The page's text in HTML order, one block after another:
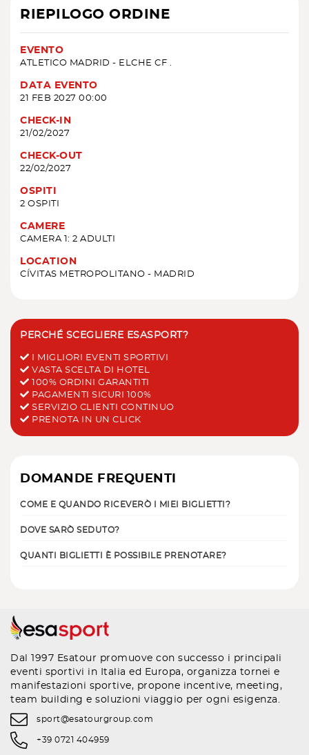
RIEPILOGO ORDINE
EVENTO
ATLETICO MADRID - ELCHE CF .
DATA EVENTO
21 FEB 2027 00:00
CHECK-IN
21/02/2027
CHECK-OUT
22/02/2027
OSPITI
2 OSPITI
CAMERE
CAMERA 1: 2 ADULTI
LOCATION
CÍVITAS METROPOLITANO - MADRID
PERCHÉ SCEGLIERE ESASPORT?
I MIGLIORI EVENTI SPORTIVI
VASTA SCELTA DI HOTEL
100% ORDINI GARANTITI
PAGAMENTI SICURI 100%
SERVIZIO CLIENTI CONTINUO
PRENOTA IN UN CLICK
DOMANDE FREQUENTI
COME E QUANDO RICEVERÒ I MIEI BIGLIETTI?
DOVE SARÒ SEDUTO?
QUANTI BIGLIETTI È POSSIBILE PRENOTARE?
Dal 1997 Esatour promuove con successo i principali
eventi sportivi in Italia ed Europa, organizza tornei e
manifestazioni sportive, propone incentive, meeting,
team building e soluzioni viaggio per ogni esigenza.
sport@esatourgroup.com
+39 0721 404959